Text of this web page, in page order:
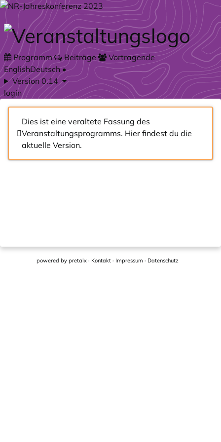
Zum Hauptteil springen
Programm Beiträge
Vortragende
EnglishDeutsch•
Version 0.14
login
Dies ist eine veraltete Fassung des
Veranstaltungsprogramms. Hier findest du die
aktuelle Version.
powered by pretalx · Kontakt · Impressum · Datenschutz